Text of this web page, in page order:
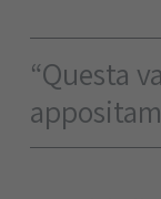
“Questa